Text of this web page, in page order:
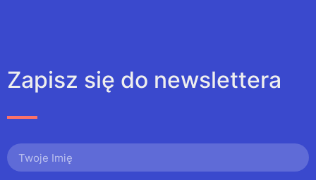
Zapisz się do newslettera